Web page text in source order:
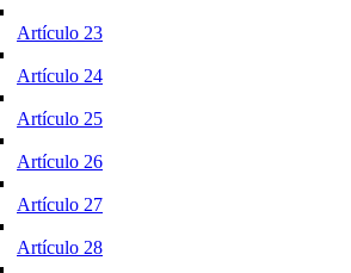
Artículo 23
Artículo 24
Artículo 25
Artículo 26
Artículo 27
Artículo 28